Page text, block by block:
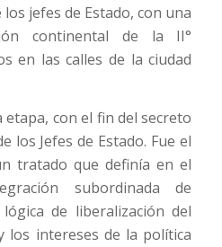
jefes de Estado, con una
continental de la II°
en las calles de la ciudad
con el fin del secreto
los Jefes de Estado. Fue el
tratado que definía en el
subordinada de
de liberalización del
los intereses de la política